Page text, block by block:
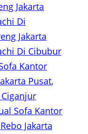
Jakarta
Di
Jakarta
Di Cibubur
Kantor
Pusat
Sofa Kantor
Jakarta